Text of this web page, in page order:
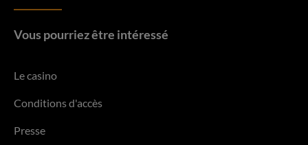
Vous pourriez être intéressé
Le casino
Conditions d'accès
Presse